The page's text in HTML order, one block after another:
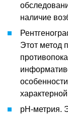
наличие
Этот метод
pH-метрия.